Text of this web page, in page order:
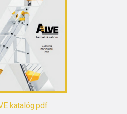
katalóg.pdf